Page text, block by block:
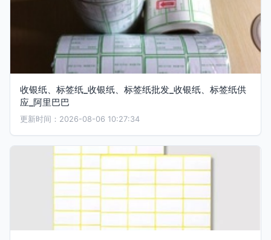
收银纸、标签纸_收银纸、标签纸批发_收银纸、标签纸供
应_阿里巴巴
更新时间：2026-08-06 10:27:34